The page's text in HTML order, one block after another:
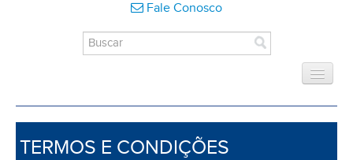
Fale Conosco
QUEM SOMOS
O QUE FAZEMOS
TERMOS E CONDIÇÕES